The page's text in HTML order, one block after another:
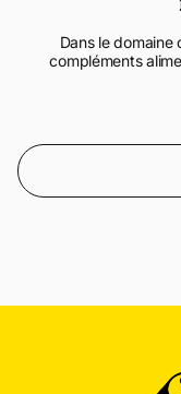
Dans le
compléments